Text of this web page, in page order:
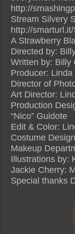
http://
Stream Silvery
http://
A Strawberry
Directed by:
Written by: Billy
Producer:
Director of
Art Director:
Production
“Nico” Guidote
Edit & Color:
Costume
Makeup
Illustrations by:
Jackie Cherry:
Special thanks